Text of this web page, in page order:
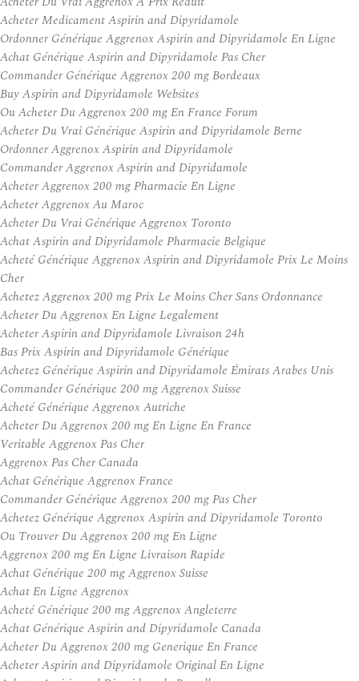
Acheter Medicament Aspirin and Dipyridamole
Ordonner Générique Aggrenox Aspirin and Dipyridamole En Ligne
Achat Générique Aspirin and Dipyridamole Pas Cher
Commander Générique Aggrenox 200 mg Bordeaux
Buy Aspirin and Dipyridamole Websites
Ou Acheter Du Aggrenox 200 mg En France Forum
Acheter Du Vrai Générique Aspirin and Dipyridamole Berne
Ordonner Aggrenox Aspirin and Dipyridamole
Commander Aggrenox Aspirin and Dipyridamole
Acheter Aggrenox 200 mg Pharmacie En Ligne
Acheter Aggrenox Au Maroc
Acheter Du Vrai Générique Aggrenox Toronto
Achat Aspirin and Dipyridamole Pharmacie Belgique
Acheté Générique Aggrenox Aspirin and Dipyridamole Prix Le Moins
Cher
Achetez Aggrenox 200 mg Prix Le Moins Cher Sans Ordonnance
Acheter Du Aggrenox En Ligne Legalement
Acheter Aspirin and Dipyridamole Livraison 24h
Bas Prix Aspirin and Dipyridamole Générique
Achetez Générique Aspirin and Dipyridamole Émirats Arabes Unis
Commander Générique 200 mg Aggrenox Suisse
Acheté Générique Aggrenox Autriche
Acheter Du Aggrenox 200 mg En Ligne En France
Veritable Aggrenox Pas Cher
Aggrenox Pas Cher Canada
Achat Générique Aggrenox France
Commander Générique Aggrenox 200 mg Pas Cher
Achetez Générique Aggrenox Aspirin and Dipyridamole Toronto
Ou Trouver Du Aggrenox 200 mg En Ligne
Aggrenox 200 mg En Ligne Livraison Rapide
Achat Générique 200 mg Aggrenox Suisse
Achat En Ligne Aggrenox
Acheté Générique 200 mg Aggrenox Angleterre
Achat Générique Aspirin and Dipyridamole Canada
Acheter Du Aggrenox 200 mg Generique En France
Acheter Aspirin and Dipyridamole Original En Ligne